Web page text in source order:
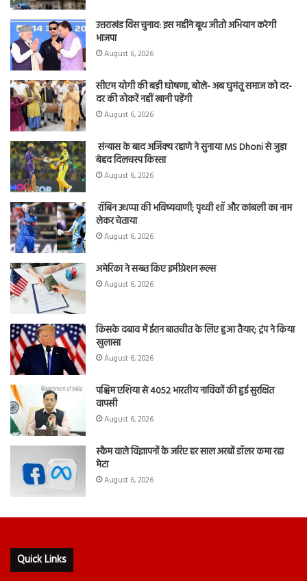
उत्तराखंड विस चुनाव: इस महीने बूथ जीतो अभियान करेगी
भाजपा
August 6, 2026
सीएम योगी की बड़ी घोषणा, बोले- अब घुमंतू समाज को दर-
दर की ठोकरें नहीं खानी पड़ेंगी
August 6, 2026
संन्यास के बाद अजिंक्‍य रहाणे ने सुनाया MS Dhoni से जुड़ा
बेहद दिलचस्प किस्सा
August 6, 2026
रॉबिन उथप्पा की भविष्यवाणी; पृथ्वी शॉ और कांबली का नाम
लेकर चेताया
August 6, 2026
अमेरिका ने सख्त किए इमीग्रेशन रूल्स
August 6, 2026
किसके दबाव में ईरान बातचीत के लिए हुआ तैयार; ट्रंप ने किया
खुलासा
August 6, 2026
पश्चिम एशिया से 4052 भारतीय नाविकों की हुई सुरक्षित
वापसी
August 6, 2026
स्कैम वाले विज्ञापनों के जरिए हर साल अरबों डॉलर कमा रहा
मेटा
August 6, 2026
Quick Links